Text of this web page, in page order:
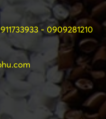
- 0909281210